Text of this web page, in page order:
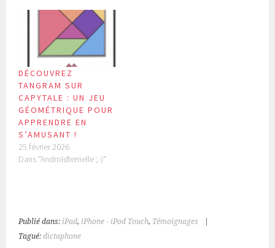
DÉCOUVREZ
TANGRAM SUR
CAPYTALE : UN JEU
GÉOMÉTRIQUE POUR
APPRENDRE EN
S’AMUSANT !
25 février 2026
Dans "Androïdternelle ;-)"
Publié dans: iPad, iPhone - iPod Touch, Témoignages
Tagué:dictaphone